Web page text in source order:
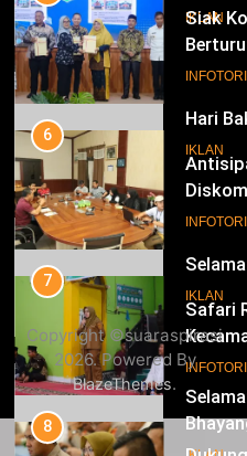
IKLAN
15
Hari
IKLAN
16
IKLAN
17
Siak
6
7
Safari
Siak
8
Copyright ©suaraspirasi
2026. Powered By
BlazeThemes.